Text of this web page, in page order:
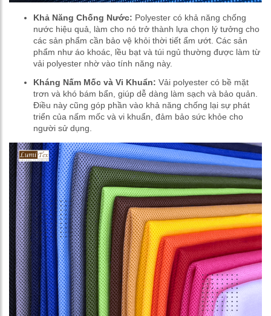
Khả Năng Chống Nước: Polyester có khả năng chống
nước hiệu quả, làm cho nó trở thành lựa chọn lý tưởng cho
các sản phẩm cần bảo vệ khỏi thời tiết ẩm ướt. Các sản
phẩm như áo khoác, lều bạt và túi ngủ thường được làm từ
vải polyester nhờ vào tính năng này.
Kháng Nấm Mốc và Vi Khuẩn: Vải polyester có bề mặt
trơn và khó bám bẩn, giúp dễ dàng làm sạch và bảo quản.
Điều này cũng góp phần vào khả năng chống lại sự phát
triển của nấm mốc và vi khuẩn, đảm bảo sức khỏe cho
người sử dụng.